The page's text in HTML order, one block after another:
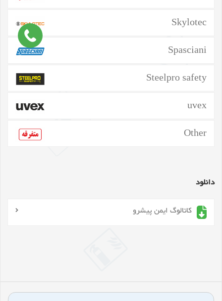
Skylotec
Spasciani
Steelpro safety
uvex
Other
دانلود
کاتالوگ ایمن پیشرو